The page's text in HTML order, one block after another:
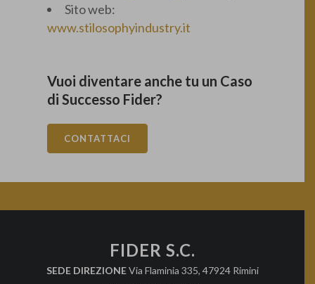
Sito web:
www.stilosophyindustry.it
Vuoi diventare anche tu un Caso
di Successo Fider?
CONTATTACI
FIDER S.C.
SEDE DIREZIONEVia Flaminia 335, 47924 Rimini